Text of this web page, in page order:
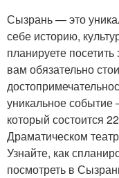
Сызрань — это
себе историю,
планируете
вам обязательно
уникальное
который состоится
Драматическом
Узнайте, как
посмотреть в